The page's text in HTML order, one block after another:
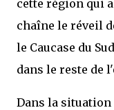
cette région qui
chaîne le réveil
le Caucase du
dans le reste de
Dans la